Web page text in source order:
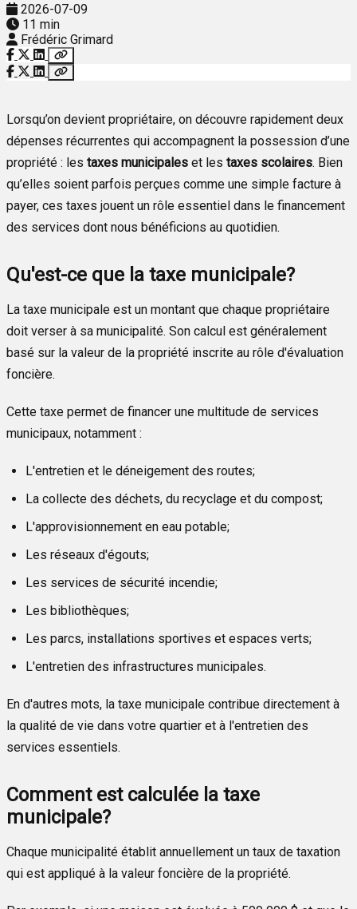
2026-07-09
11 min
Frédéric Grimard
Lorsqu’on devient propriétaire, on découvre rapidement deux
dépenses récurrentes qui accompagnent la possession d’une
propriété : les taxes municipales et les taxes scolaires. Bien
qu’elles soient parfois perçues comme une simple facture à
payer, ces taxes jouent un rôle essentiel dans le financement
des services dont nous bénéficions au quotidien.
Qu'est-ce que la taxe municipale?
La taxe municipale est un montant que chaque propriétaire
doit verser à sa municipalité. Son calcul est généralement
basé sur la valeur de la propriété inscrite au rôle d'évaluation
foncière.
Cette taxe permet de financer une multitude de services
municipaux, notamment :
L'entretien et le déneigement des routes;
La collecte des déchets, du recyclage et du compost;
L'approvisionnement en eau potable;
Les réseaux d'égouts;
Les services de sécurité incendie;
Les bibliothèques;
Les parcs, installations sportives et espaces verts;
L'entretien des infrastructures municipales.
En d'autres mots, la taxe municipale contribue directement à
la qualité de vie dans votre quartier et à l'entretien des
services essentiels.
Comment est calculée la taxe
municipale?
Chaque municipalité établit annuellement un taux de taxation
qui est appliqué à la valeur foncière de la propriété.